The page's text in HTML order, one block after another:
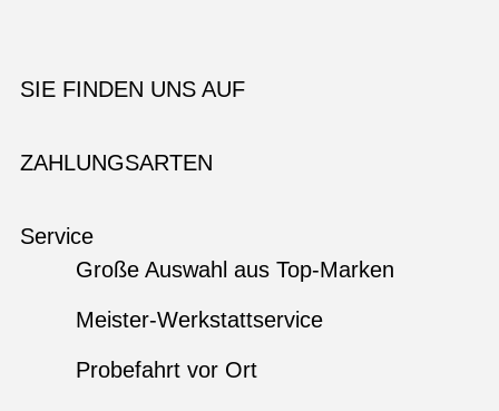
SIE FINDEN UNS AUF
ZAHLUNGSARTEN
Service
Große Auswahl aus Top-Marken
Meister-Werkstattservice
Probefahrt vor Ort